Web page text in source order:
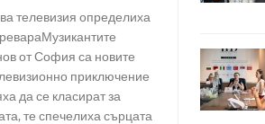
телевизия определиха
от София са новите
приключение
да се класират за
те спечелиха сърцата